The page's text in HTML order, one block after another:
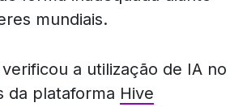
mundiais.
a utilização de IA no
da plataforma Hive